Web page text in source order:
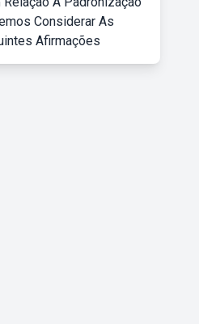
Considerar As
Afirmações